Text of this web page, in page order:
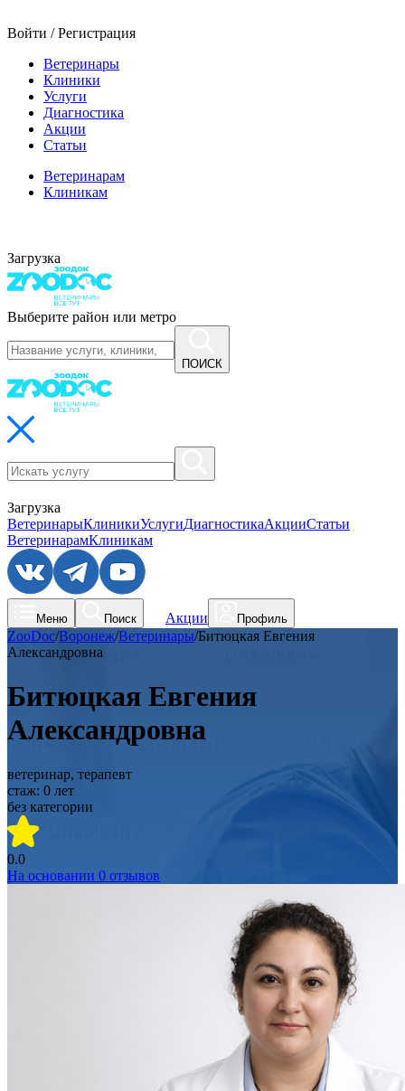
Войти / Регистрация
Ветеринары
Клиники
Услуги
Диагностика
Акции
Статьи
Ветеринарам
Клиникам
Загрузка
Выберите район или метро
ПОИСК
Загрузка
ВетеринарыКлиникиУслугиДиагностикаАкцииСтатьи
ВетеринарамКлиникам
Меню Поиск Акции Профиль
ZooDoc/Воронеж/Ветеринары/Битюцкая Евгения
Александровна
Битюцкая Евгения
Александровна
ветеринар, терапевт
стаж: 0 лет
без категории
0.0
На основании 0 отзывов